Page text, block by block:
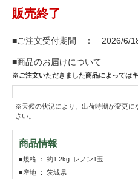
販売終了
■ご注文受付期間 ： 2026/6/
■商品のお届けについて
※ご注文いただきました商品によっては
※天候の状況により、出荷時期が変更に
さい。
商品情報
■規格 ： 約1.2kg レノン1玉
■産地 ： 茨城県